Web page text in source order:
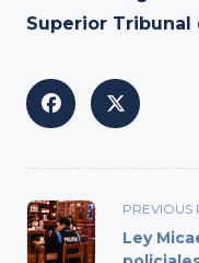
Superior Tribunal
<span
class="nav-
PREVIOUS
Ley